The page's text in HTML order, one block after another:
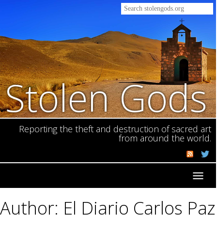
Stolen Gods
Reporting the theft and destruction of sacred art
from around the world.
Author: El Diario Carlos Paz